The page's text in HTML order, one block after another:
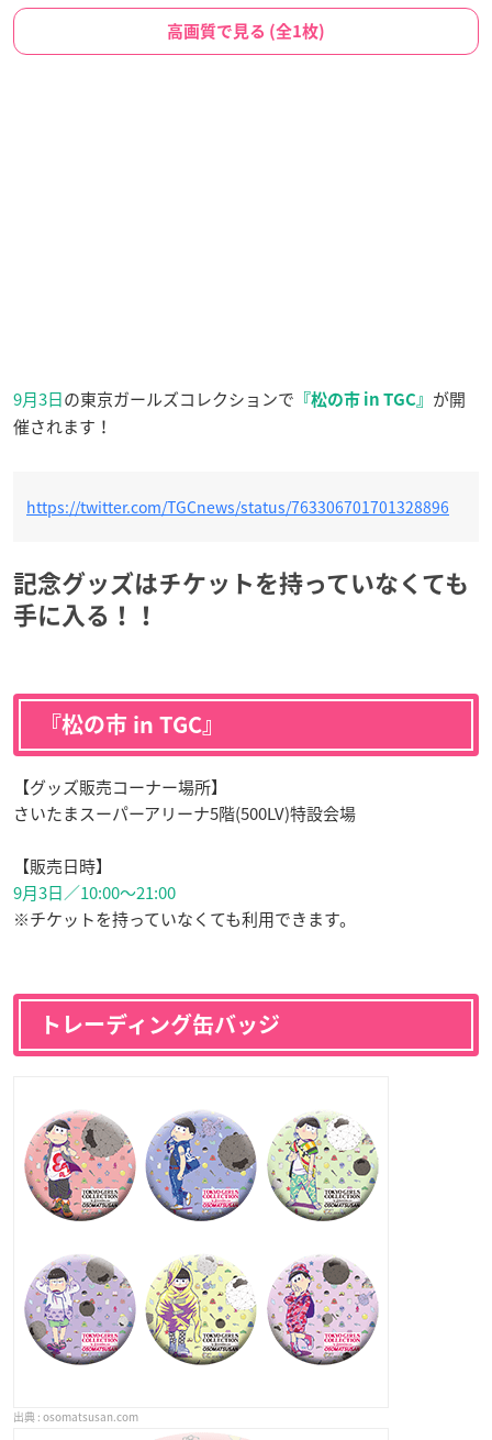
高画質で見る (全1枚)
9月3日の東京ガールズコレクションで 『松の市 in TGC』 が開
催されます！
https://twitter.com/TGCnews/status/763306701701328896
記念グッズはチケットを持っていなくても
手に入る！！
『松の市 in TGC』
【グッズ販売コーナー場所】
さいたまスーパーアリーナ5階(500LV)特設会場
【販売日時】
9月3日／10:00～21:00
※チケットを持っていなくても利用できます。
トレーディング缶バッジ
osomatsusan.com